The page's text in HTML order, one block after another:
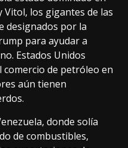
los gigantes de las
designados por la
para ayudar a
Estados Unidos
de petróleo en
aún tienen
donde solía
de combustibles,